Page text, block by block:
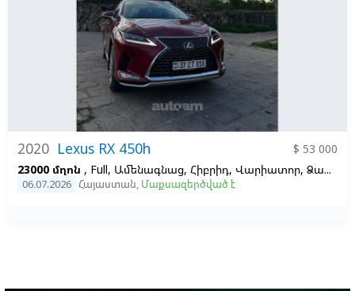
2020 Lexus RX 450h
$ 53 000
23000 մղոն , Full, Ամենագնաց, Հիբրիդ, Վարիատոր, Ձախ,
06.07.2026 Հայաստան, Մաքսազերծված է